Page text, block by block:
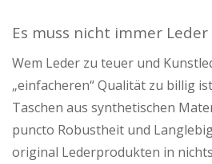
Es muss nicht immer Leder
Wem Leder zu teuer und
„einfacheren“ Qualität zu billig
Taschen aus synthetischen
puncto Robustheit und
original Lederprodukten in